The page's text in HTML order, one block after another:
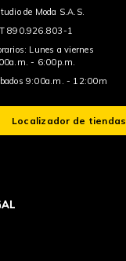
de Moda S.A.S.
890.926.803-1
Lunes a viernes
- 6:00p.m.
9:00a.m. - 12:00m
Localizador de tiendas